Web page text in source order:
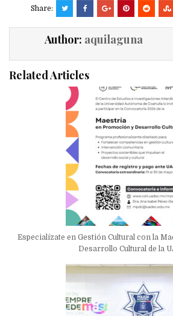
Share:
Author: aquilaguna
Related Articles
Especialízate en Gestión Cultural con la
Desarrollo Cultural de la